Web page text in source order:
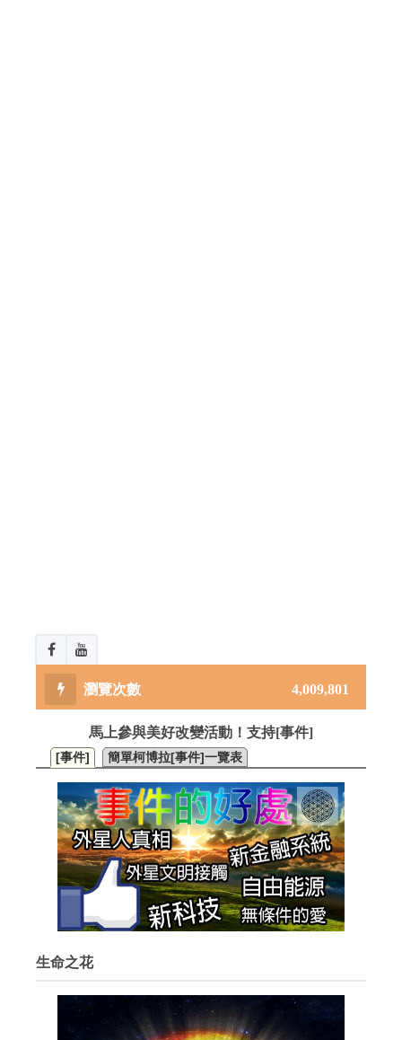
4,009,801
馬上參與美好改變活動！支持[事件]
[事件] 簡單柯博拉[事件]一覽表
生命之花